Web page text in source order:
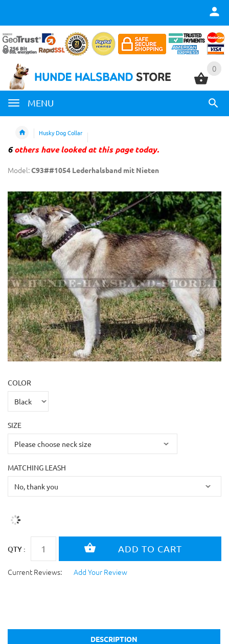
0
MENU
0
Husky Dog Collar
6others have looked at this page today.
Model:C93##1054 Lederhalsband mit Nieten
COLOR
SIZE
MATCHING LEASH
QTY :
Current Reviews: Add Your Review
DESCRIPTION